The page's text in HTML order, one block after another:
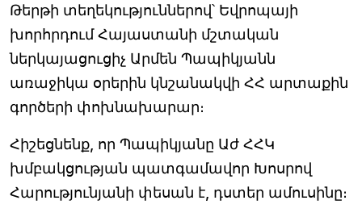
Թերթի տեղեկություններով՝ Եվրոպայի
խորհրդում Հայաստանի մշտական
ներկայացուցիչ Արմեն Պապիկյանն
առաջիկա օրերին կնշանակվի ՀՀ արտաքին
գործերի փոխնախարար։
Հիշեցնենք, որ Պապիկյանը Աժ ՀՀԿ
խմբակցության պատգամավոր Խոսրով
Հարությունյանի փեսան է, դստեր ամուսինը։